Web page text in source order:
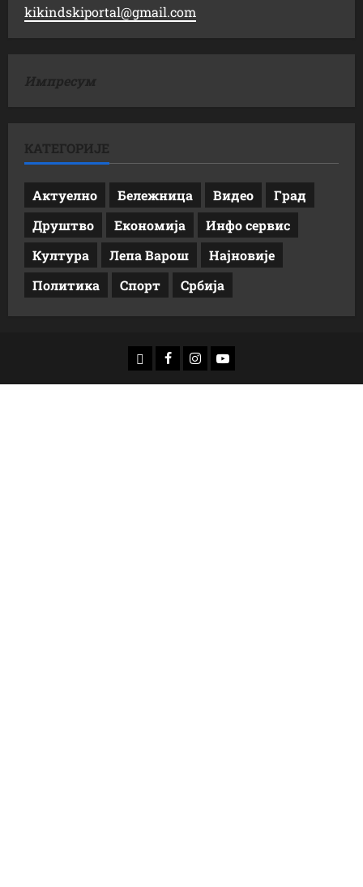
kikindskiportal@gmail.com
Импресум
КАТЕГОРИЈЕ
Актуелно Бележница Видео
Град
Друштво
Економија
Инфо сервис
Култура
Лепа Варош
Најновије
Политика
Спорт Србија
доwнлоад
Фацебоок
Инстаграм
Yоутубе